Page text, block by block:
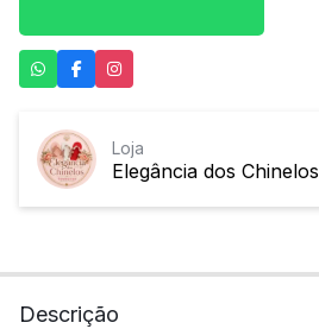
Elegância dos Chinelos
Loja
Descrição